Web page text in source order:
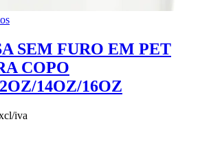
SEM FURO EM PET
COPO
14OZ/16OZ
iva